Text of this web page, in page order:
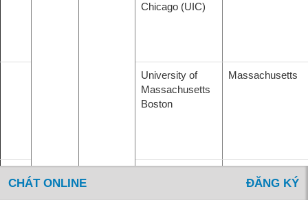
Chicago (UIC)
University of
Massachusetts
Boston
Massachusetts
ĐĂNG KÝ
CHÁT ONLINE